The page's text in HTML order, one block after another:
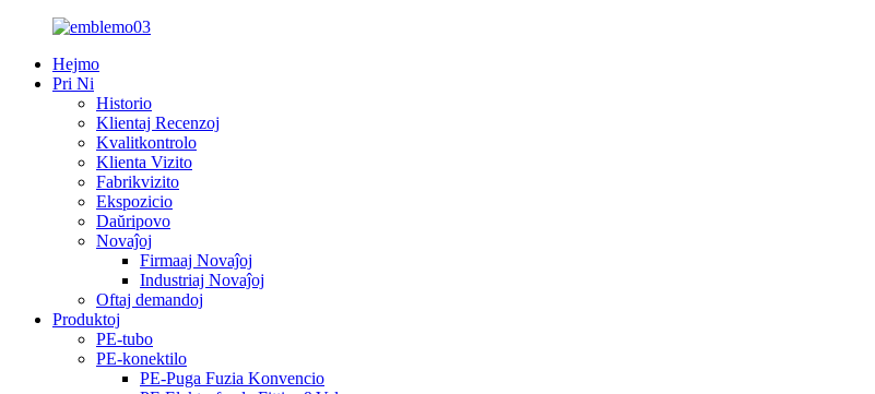
Hejmo
Pri Ni
Historio
Klientaj Recenzoj
Kvalitkontrolo
Klienta Vizito
Fabrikvizito
Ekspozicio
Daŭripovo
Novaĵoj
Firmaaj Novaĵoj
Industriaj Novaĵoj
Oftaj demandoj
Produktoj
PE-tubo
PE-konektilo
PE-Puga Fuzia Konvencio